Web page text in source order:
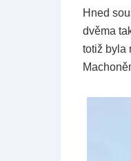
Hned
dvěma
totiž byla